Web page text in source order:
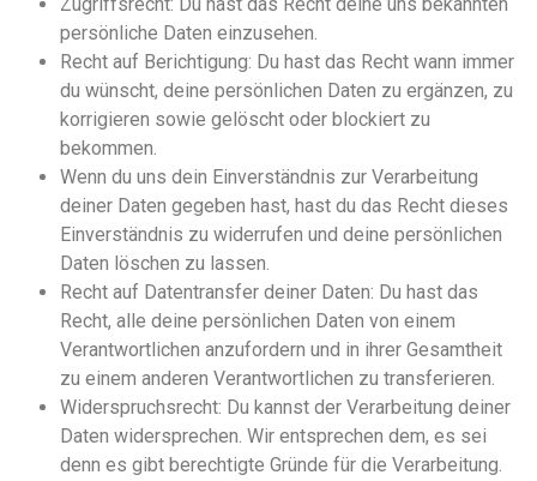
persönliche Daten einzusehen.
Recht auf Berichtigung: Du hast das Recht wann immer
du wünscht, deine persönlichen Daten zu ergänzen, zu
korrigieren sowie gelöscht oder blockiert zu
bekommen.
Wenn du uns dein Einverständnis zur Verarbeitung
deiner Daten gegeben hast, hast du das Recht dieses
Einverständnis zu widerrufen und deine persönlichen
Daten löschen zu lassen.
Recht auf Datentransfer deiner Daten: Du hast das
Recht, alle deine persönlichen Daten von einem
Verantwortlichen anzufordern und in ihrer Gesamtheit
zu einem anderen Verantwortlichen zu transferieren.
Widerspruchsrecht: Du kannst der Verarbeitung deiner
Daten widersprechen. Wir entsprechen dem, es sei
denn es gibt berechtigte Gründe für die Verarbeitung.